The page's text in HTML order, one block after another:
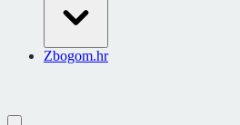
Zbogom.hr